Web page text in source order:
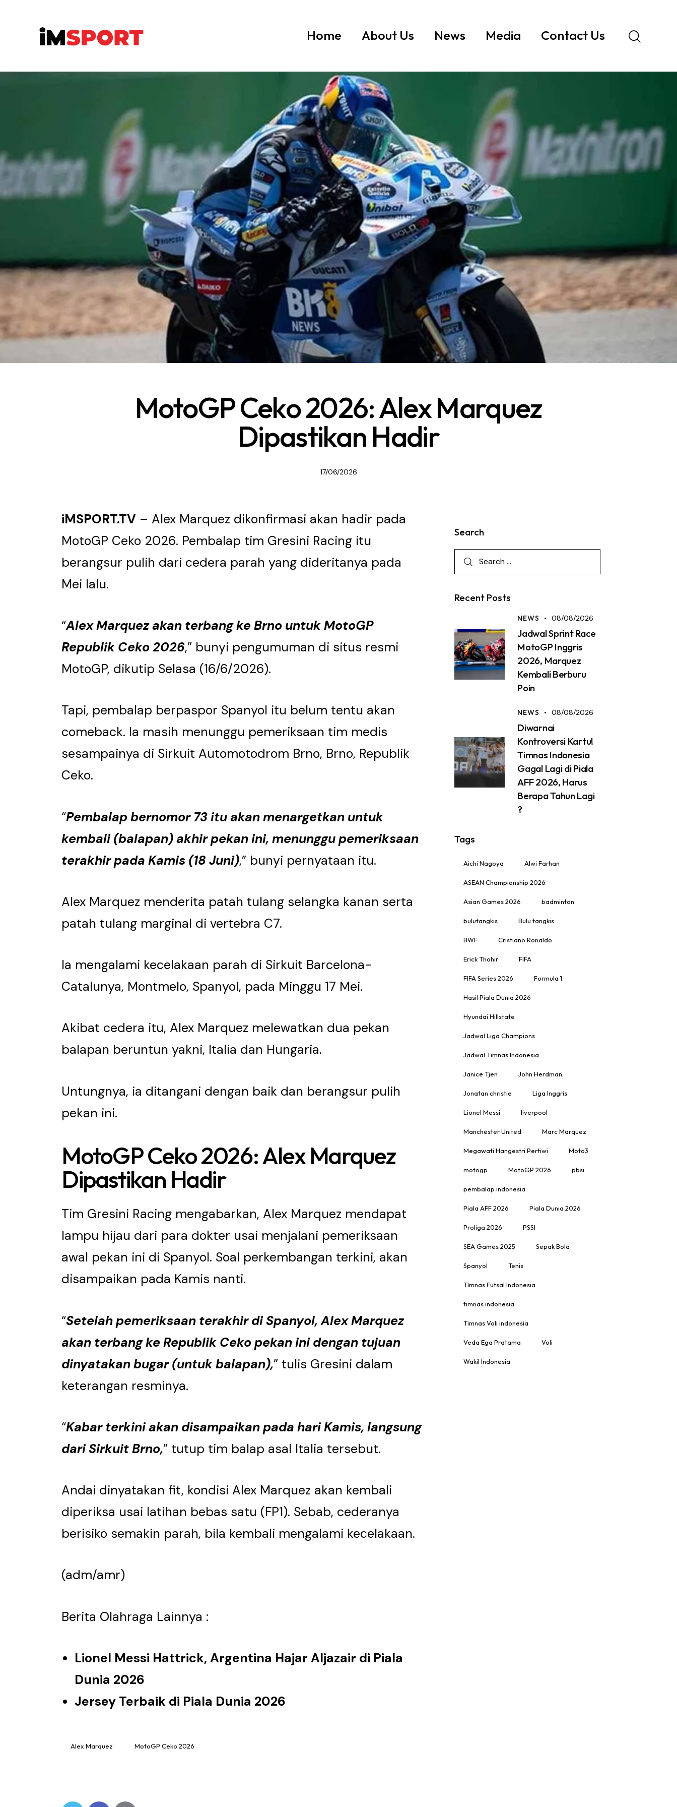
Home About Us News Media Contact Us
MotoGP Ceko 2026: Alex Marquez
Dipastikan Hadir
17/06/2026
iMSPORT.TV – Alex Marquez dikonfirmasi akan hadir pada
MotoGP Ceko 2026. Pembalap tim Gresini Racing itu
berangsur pulih dari cedera parah yang dideritanya pada
Mei lalu.
“Alex Marquez akan terbang ke Brno untuk MotoGP
Republik Ceko 2026,” bunyi pengumuman di situs resmi
MotoGP, dikutip Selasa (16/6/2026).
Tapi, pembalap berpaspor Spanyol itu belum tentu akan
comeback. Ia masih menunggu pemeriksaan tim medis
sesampainya di Sirkuit Automotodrom Brno, Brno, Republik
Ceko.
“Pembalap bernomor 73 itu akan menargetkan untuk
kembali (balapan) akhir pekan ini, menunggu pemeriksaan
terakhir pada Kamis (18 Juni),” bunyi pernyataan itu.
Alex Marquez menderita patah tulang selangka kanan serta
patah tulang marginal di vertebra C7.
Ia mengalami kecelakaan parah di Sirkuit Barcelona-
Catalunya, Montmelo, Spanyol, pada Minggu 17 Mei.
Akibat cedera itu, Alex Marquez melewatkan dua pekan
balapan beruntun yakni, Italia dan Hungaria.
Untungnya, ia ditangani dengan baik dan berangsur pulih
pekan ini.
MotoGP Ceko 2026: Alex Marquez
Dipastikan Hadir
Tim Gresini Racing mengabarkan, Alex Marquez mendapat
lampu hijau dari para dokter usai menjalani pemeriksaan
awal pekan ini di Spanyol. Soal perkembangan terkini, akan
disampaikan pada Kamis nanti.
“Setelah pemeriksaan terakhir di Spanyol, Alex Marquez
akan terbang ke Republik Ceko pekan ini dengan tujuan
dinyatakan bugar (untuk balapan),” tulis Gresini dalam
keterangan resminya.
“Kabar terkini akan disampaikan pada hari Kamis, langsung
dari Sirkuit Brno,” tutup tim balap asal Italia tersebut.
Andai dinyatakan fit, kondisi Alex Marquez akan kembali
diperiksa usai latihan bebas satu (FP1). Sebab, cederanya
berisiko semakin parah, bila kembali mengalami kecelakaan.
(adm/amr)
Berita Olahraga Lainnya :
Lionel Messi Hattrick, Argentina Hajar Aljazair di Piala
Dunia 2026
Jersey Terbaik di Piala Dunia 2026
Alex Marquez MotoGP Ceko 2026
Search
Recent Posts
NEWS 08/08/2026
Jadwal Sprint Race
MotoGP Inggris
2026, Marquez
Kembali Berburu
Poin
NEWS 08/08/2026
Diwarnai
Kontroversi Kartu!
Timnas Indonesia
Gagal Lagi di Piala
AFF 2026, Harus
Berapa Tahun Lagi
?
Tags
Aichi Nagoya Alwi Farhan
ASEAN Championship 2026
Asian Games 2026 badminton
bulutangkis Bulu tangkis
BWF Cristiano Ronaldo
Erick Thohir FIFA
FIFA Series 2026 Formula 1
Hasil Piala Dunia 2026
Hyundai Hillstate
Jadwal Liga Champions
Jadwal Timnas Indonesia
Janice Tjen John Herdman
Jonatan christie Liga Inggris
Lionel Messi liverpool
Manchester United Marc Marquez
Megawati Hangestri Pertiwi Moto3
motogp MotoGP 2026 pbsi
pembalap indonesia
Piala AFF 2026 Piala Dunia 2026
Proliga 2026 PSSI
SEA Games 2025 Sepak Bola
Spanyol Tenis
TImnas Futsal Indonesia
timnas indonesia
Timnas Voli indonesia
Veda Ega Pratama Voli
Wakil Indonesia